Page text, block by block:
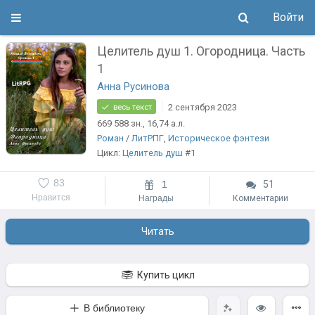
Войти
Целитель душ 1. Огородница. Часть
1
Анна Русинова
весь текст
2 сентября 2023
669 588 зн., 16,74 а.л.
Роман / ЛитРПГ, Историческое фэнтези
Цикл: Целитель душ #1
Нравится
83 1
Награды
51
Комментарии
Читать
Купить цикл
В библиотеку